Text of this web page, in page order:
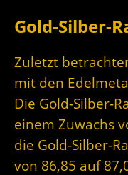
Gold-Silber-
Zuletzt
mit den
Die Gold-Silber-
einem Zuwachs
die Gold-Silber-
von 86,85 auf